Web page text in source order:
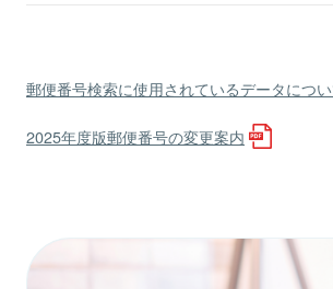
郵便番号検索に使用されているデータにつ
2025年度版郵便番号の変更案内